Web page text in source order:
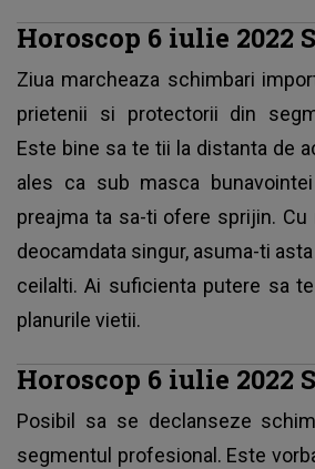
Horoscop 6 iulie 2022
Ziua marcheaza schimbari
prietenii si protectorii din
Este bine sa te tii la distanta de
ales ca sub masca
preajma ta sa-ti ofere sprijin. Cu
deocamdata singur, asuma-ti
ceilalti. Ai suficienta putere sa
planurile vietii.
Horoscop 6 iulie 2022
Posibil sa se declanseze
segmentul profesional. Este